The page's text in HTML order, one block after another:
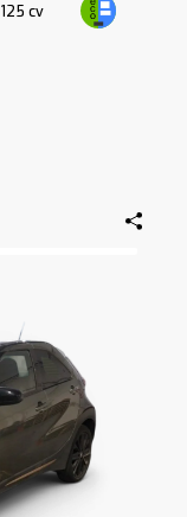
125 cv